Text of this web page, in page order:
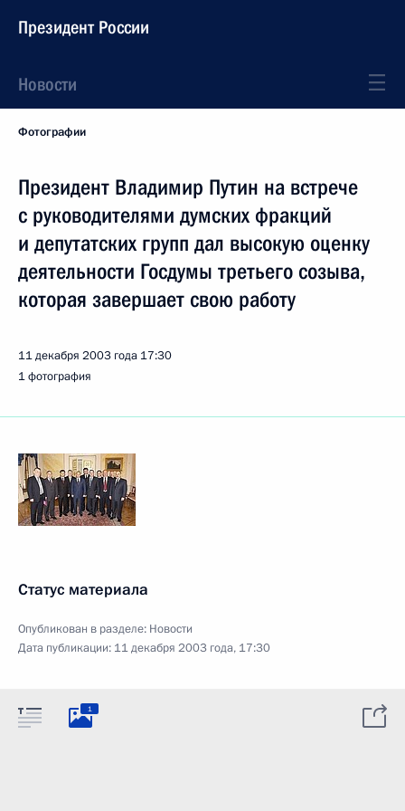
Президент России
Новости
Фотографии
Президент Владимир Путин на встрече
с руководителями думских фракций
и депутатских групп дал высокую оценку
деятельности Госдумы третьего созыва,
которая завершает свою работу
11 декабря 2003 года 17:30
1 фотография
Статус материала
Опубликован в разделе: Новости
Дата публикации: 11 декабря 2003 года, 17:30
1